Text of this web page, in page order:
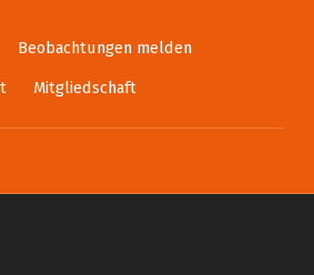
Beobachtungen melden
Mitgliedschaft